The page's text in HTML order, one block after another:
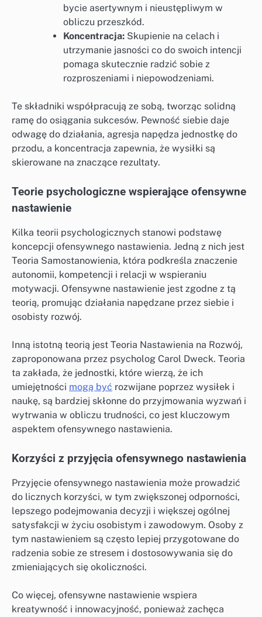
bycie asertywnym i nieustępliwym w
obliczu przeszkód.
Koncentracja: Skupienie na celach i
utrzymanie jasności co do swoich intencji
pomaga skutecznie radzić sobie z
rozproszeniami i niepowodzeniami.
Te składniki współpracują ze sobą, tworząc solidną
ramę do osiągania sukcesów. Pewność siebie daje
odwagę do działania, agresja napędza jednostkę do
przodu, a koncentracja zapewnia, że wysiłki są
skierowane na znaczące rezultaty.
Teorie psychologiczne wspierające ofensywne
nastawienie
Kilka teorii psychologicznych stanowi podstawę
koncepcji ofensywnego nastawienia. Jedną z nich jest
Teoria Samostanowienia, która podkreśla znaczenie
autonomii, kompetencji i relacji w wspieraniu
motywacji. Ofensywne nastawienie jest zgodne z tą
teorią, promując działania napędzane przez siebie i
osobisty rozwój.
Inną istotną teorią jest Teoria Nastawienia na Rozwój,
zaproponowana przez psycholog Carol Dweck. Teoria
ta zakłada, że jednostki, które wierzą, że ich
umiejętności mogą być rozwijane poprzez wysiłek i
naukę, są bardziej skłonne do przyjmowania wyzwań i
wytrwania w obliczu trudności, co jest kluczowym
aspektem ofensywnego nastawienia.
Korzyści z przyjęcia ofensywnego nastawienia
Przyjęcie ofensywnego nastawienia może prowadzić
do licznych korzyści, w tym zwiększonej odporności,
lepszego podejmowania decyzji i większej ogólnej
satysfakcji w życiu osobistym i zawodowym. Osoby z
tym nastawieniem są często lepiej przygotowane do
radzenia sobie ze stresem i dostosowywania się do
zmieniających się okoliczności.
Co więcej, ofensywne nastawienie wspiera
kreatywność i innowacyjność, ponieważ zachęca